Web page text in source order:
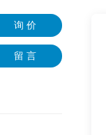
询 价
留 言